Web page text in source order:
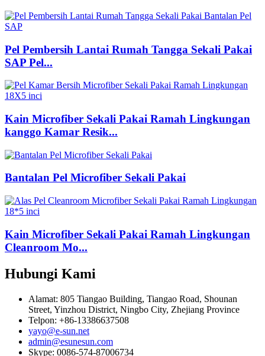
Pel Pembersih Lantai Rumah Tangga Sekali Pakai
SAP Pel...
Kain Microfiber Sekali Pakai Ramah Lingkungan
kanggo Kamar Resik...
Bantalan Pel Microfiber Sekali Pakai
Kain Microfiber Sekali Pakai Ramah Lingkungan
Cleanroom Mo...
Hubungi Kami
Alamat: 805 Tiangao Building, Tiangao Road, Shounan
Street, Yinzhou District, Ningbo City, Zhejiang Province
Telpon: +86-13386637508
yayo@e-sun.net
admin@esunesun.com
Skype: 0086-574-87006734